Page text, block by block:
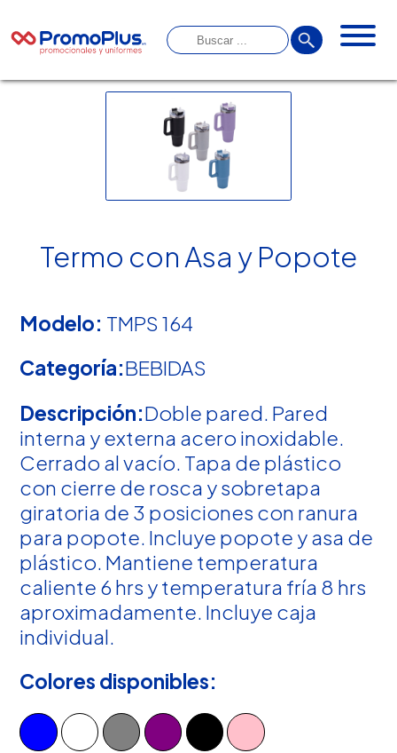
Termo con Asa y Popote
Modelo: TMPS 164
Categoría:BEBIDAS
Descripción:Doble pared. Pared
interna y externa acero inoxidable.
Cerrado al vacío. Tapa de plástico
con cierre de rosca y sobretapa
giratoria de 3 posiciones con ranura
para popote. Incluye popote y asa de
plástico. Mantiene temperatura
caliente 6 hrs y temperatura fría 8 hrs
aproximadamente. Incluye caja
individual.
Colores disponibles: